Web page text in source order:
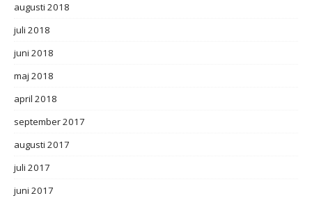
augusti 2018
juli 2018
juni 2018
maj 2018
april 2018
september 2017
augusti 2017
juli 2017
juni 2017